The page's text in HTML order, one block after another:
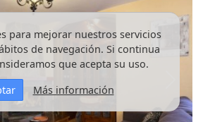
para mejorar nuestros servicios
de navegación. Si continua
que acepta su uso.
Más información